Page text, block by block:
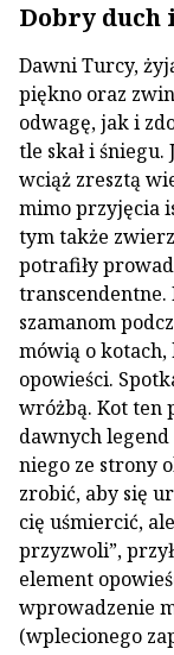
Dobry duch
Dawni Turcy,
piękno oraz
odwagę, jak i
tle skał i
wciąż zresztą
mimo przyjęcia
tym także
potrafiły
szamanom
mówią o
opowieści.
wróżbą. Kot ten
dawnych
niego ze strony
zrobić, aby się
cię uśmiercić,
przyzwoli”,
element
wprowadzenie
(wplecionego